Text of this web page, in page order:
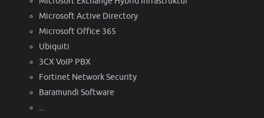
Microsoft Active Directory
Microsoft Office 365
Ubiquiti
3CX VoIP PBX
Fortinet Network Security
Baramundi Software
...